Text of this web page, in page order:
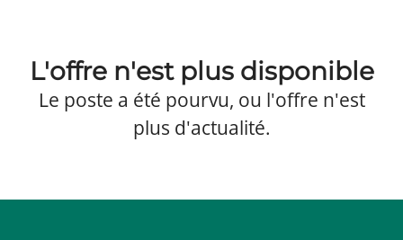
L'offre n'est plus disponible
Le poste a été pourvu, ou l'offre n'est
plus d'actualité.